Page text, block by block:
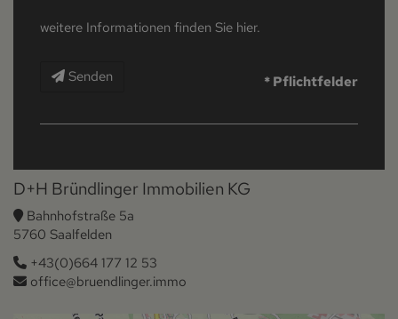
weitere Informationen finden Sie hier.
Senden * Pflichtfelder
D+H Bründlinger Immobilien KG
Bahnhofstraße 5a
5760 Saalfelden
+43(0)664 177 12 53
office@bruendlinger.immo